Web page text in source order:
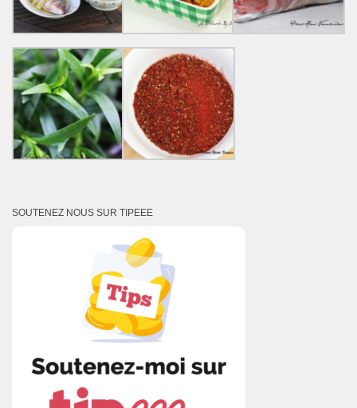
SOUTENEZ NOUS SUR TIPEEE